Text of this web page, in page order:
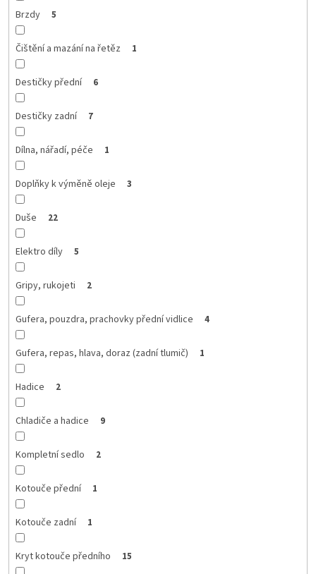
Brzdy 5
Čištění a mazání na řetěz 1
Destičky přední 6
Destičky zadní 7
Dílna, nářadí, péče 1
Doplňky k výměně oleje 3
Duše 22
Elektro díly 5
Gripy, rukojeti 2
Gufera, pouzdra, prachovky přední vidlice 4
Gufera, repas, hlava, doraz (zadní tlumič) 1
Hadice 2
Chladiče a hadice 9
Kompletní sedlo 2
Kotouče přední 1
Kotouče zadní 1
Kryt kotouče předního 15